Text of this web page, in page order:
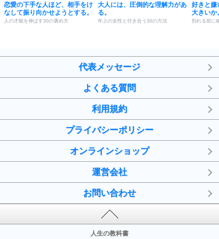
恋愛の下手な人ほど、相手をけ
なして振り向かせようとする。
人の才能を伸ばす30の褒め方
大人には、圧倒的な理解力があ
る。
年上の女性と付き合う30の方法
好きと嫌
大きいか
別れる前に
代表メッセージ
よくある質問
利用規約
プライバシーポリシー
オンラインショップ
運営会社
お問い合わせ
人生の教科書